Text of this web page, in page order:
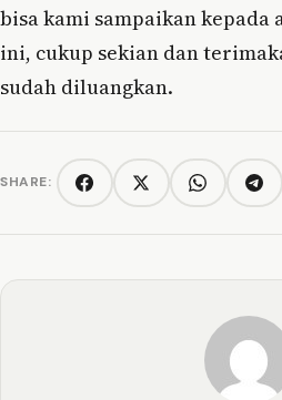
bisa kami sampaikan
ini, cukup sekian dan
sudah diluangkan.
SHARE: FacebookTwitter/XWhatsApp